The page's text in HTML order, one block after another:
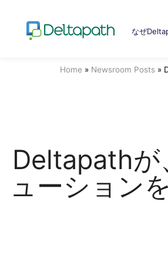
なぜ
Home » Newsroom Posts »
Deltapathが
ューション